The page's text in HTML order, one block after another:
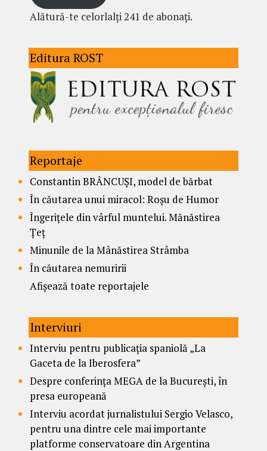
Alătură-te celorlalți 241 de abonați.
Editura ROST
Reportaje
Constantin BRÂNCUȘI, model de bărbat
În căutarea unui miracol: Roșu de Humor
Îngerițele din vârful muntelui. Mănăstirea
Țeț
Minunile de la Mânăstirea Strâmba
În căutarea nemuririi
Afișează toate reportajele
Interviuri
Interviu pentru publicația spaniolă „La
Gaceta de la Iberosfera”
Despre conferința MEGA de la București, în
presa europeană
Interviu acordat jurnalistului Sergio Velasco,
pentru una dintre cele mai importante
platforme conservatoare din Argentina